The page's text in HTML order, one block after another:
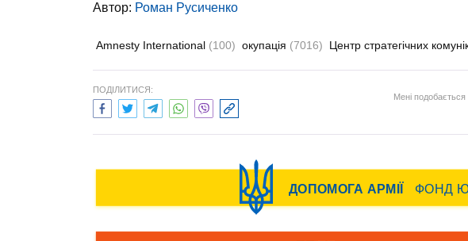
Автор: Роман Русиченко
Amnesty International (100) окупація (7016) Центр стратегічних
ПОДІЛИТИСЯ:
Мені подобається